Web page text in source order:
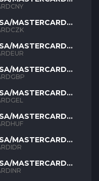
MASTERCARD
MASTERCARD
MASTERCARD
MASTERCARD
MASTERCARD
MASTERCARD
MASTERCARD